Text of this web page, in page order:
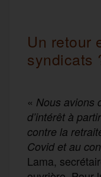
Un retour
syndicats
« Nous avions
d’intérêtà
contre la
Covid et au
Lama,